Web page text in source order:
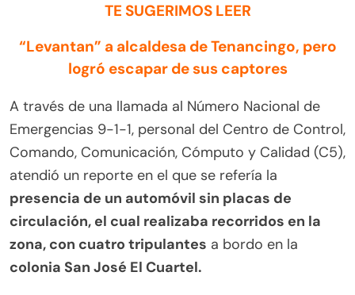
TE SUGERIMOS LEER
“Levantan” a alcaldesa de Tenancingo, pero
logró escapar de sus captores
A través de una llamada al Número Nacional de
Emergencias 9-1-1, personal del Centro de Control,
Comando, Comunicación, Cómputo y Calidad (C5),
atendió un reporte en el que se refería la
presencia de un automóvil sin placas de
circulación, el cual realizaba recorridos en la
zona, con cuatro tripulantes a bordo en la
colonia San José El Cuartel.